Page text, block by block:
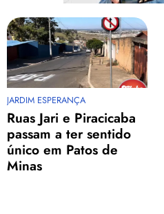
JARDIM ESPERANÇA
Ruas Jari e Piracicaba
passam a ter sentido
único em Patos de
Minas